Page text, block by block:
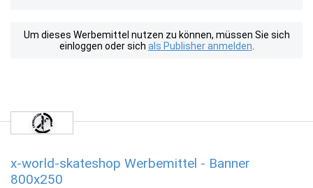
Um dieses Werbemittel nutzen zu können, müssen Sie sich
einloggen oder sich als Publisher anmelden
x-world-skateshop Werbemittel - Banner
800x250